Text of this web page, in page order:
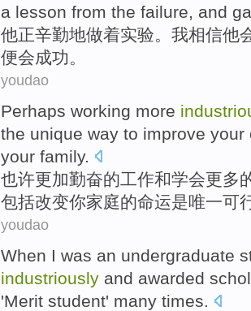
a lesson from the failure, and
他正辛勤地做着实验。 我相信他
便会成功。
youdao
Perhaps working more
the unique way to improve your
your family.
也许更加勤奋的工作和学会更多
包括改变你家庭的命运是唯一可
youdao
When I was an undergraduate
industriously and awarded
'Merit student' many times.